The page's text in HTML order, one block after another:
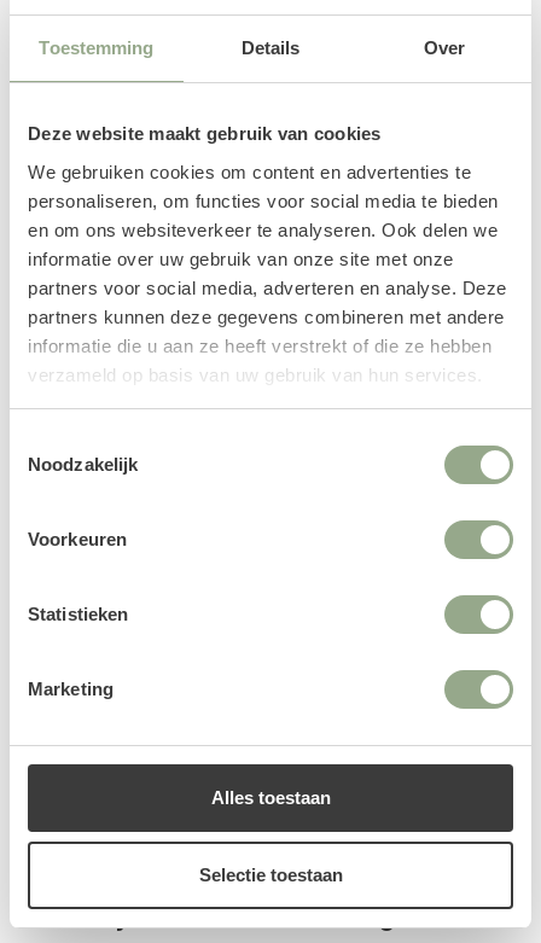
Toestemming Details Over
Deze website maakt gebruik van cookies
We gebruiken cookies om content en advertenties te
personaliseren, om functies voor social media te bieden
en om ons websiteverkeer te analyseren. Ook delen we
informatie over uw gebruik van onze site met onze
partners voor social media, adverteren en analyse. Deze
partners kunnen deze gegevens combineren met andere
informatie die u aan ze heeft verstrekt of die ze hebben
verzameld op basis van uw gebruik van hun services.
Noodzakelijk
Voorkeuren
Statistieken
Marketing
Alles toestaan
Selectie toestaan
Fiberstone plantenbak Jort
smal zwart (124 x 33,5 x 90 cm)
786.95
smal hoog zwart (61 x 25 x 81
cm)
Fiberstone plantenbak Jort
725.95
Fiberstone plantenbak Jumbo
Jort zwart (120 x 45 x 40 cm)
728.95
Bekijk onze andere categorieën